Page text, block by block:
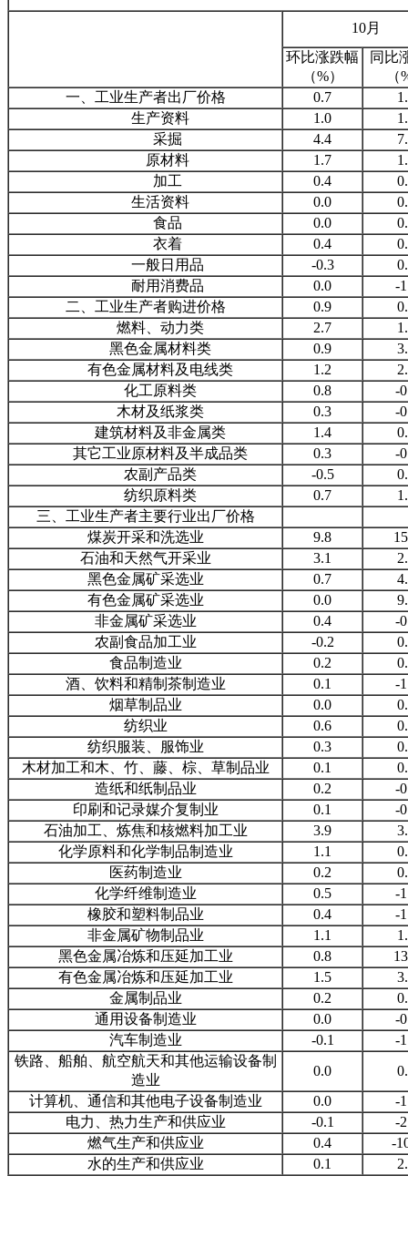
10月
环比涨跌幅
（%）
同比
（
一、工业生产者出厂价格
0.7
生产资料
1.0
采掘
4.4
原材料
1.7
加工
0.4
生活资料
0.0
食品
0.0
衣着
0.4
一般日用品
-0.3
耐用消费品
0.0
-
二、工业生产者购进价格
0.9
燃料、动力类
2.7
黑色金属材料类
0.9
有色金属材料及电线类
1.2
化工原料类
0.8
-
木材及纸浆类
0.3
-
建筑材料及非金属类
1.4
其它工业原材料及半成品类
0.3
-
农副产品类
-0.5
纺织原料类
0.7
三、工业生产者主要行业出厂价格
煤炭开采和洗选业
9.8
石油和天然气开采业
3.1
黑色金属矿采选业
0.7
有色金属矿采选业
0.0
非金属矿采选业
0.4
-
农副食品加工业
-0.2
食品制造业
0.2
酒、饮料和精制茶制造业
0.1
-
烟草制品业
0.0
纺织业
0.6
纺织服装、服饰业
0.3
木材加工和木、竹、藤、棕、草制品业
0.1
造纸和纸制品业
0.2
-
印刷和记录媒介复制业
0.1
-
石油加工、炼焦和核燃料加工业
3.9
化学原料和化学制品制造业
1.1
医药制造业
0.2
化学纤维制造业
0.5
-
橡胶和塑料制品业
0.4
-
非金属矿物制品业
1.1
黑色金属冶炼和压延加工业
0.8
有色金属冶炼和压延加工业
1.5
金属制品业
0.2
通用设备制造业
0.0
-
汽车制造业
-0.1
-
铁路、船舶、航空航天和其他运输设备制
造业
0.0
计算机、通信和其他电子设备制造业
0.0
-
电力、热力生产和供应业
-0.1
-
燃气生产和供应业
0.4
-
水的生产和供应业
0.1